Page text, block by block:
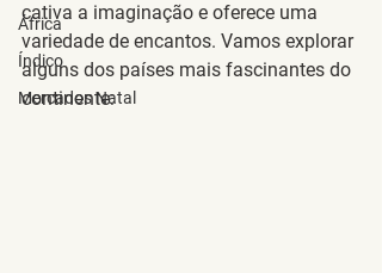
África
Índico
Mercados Natal
cativa a imaginação e oferece uma
variedade de encantos. Vamos explorar
alguns dos países mais fascinantes do
continente: